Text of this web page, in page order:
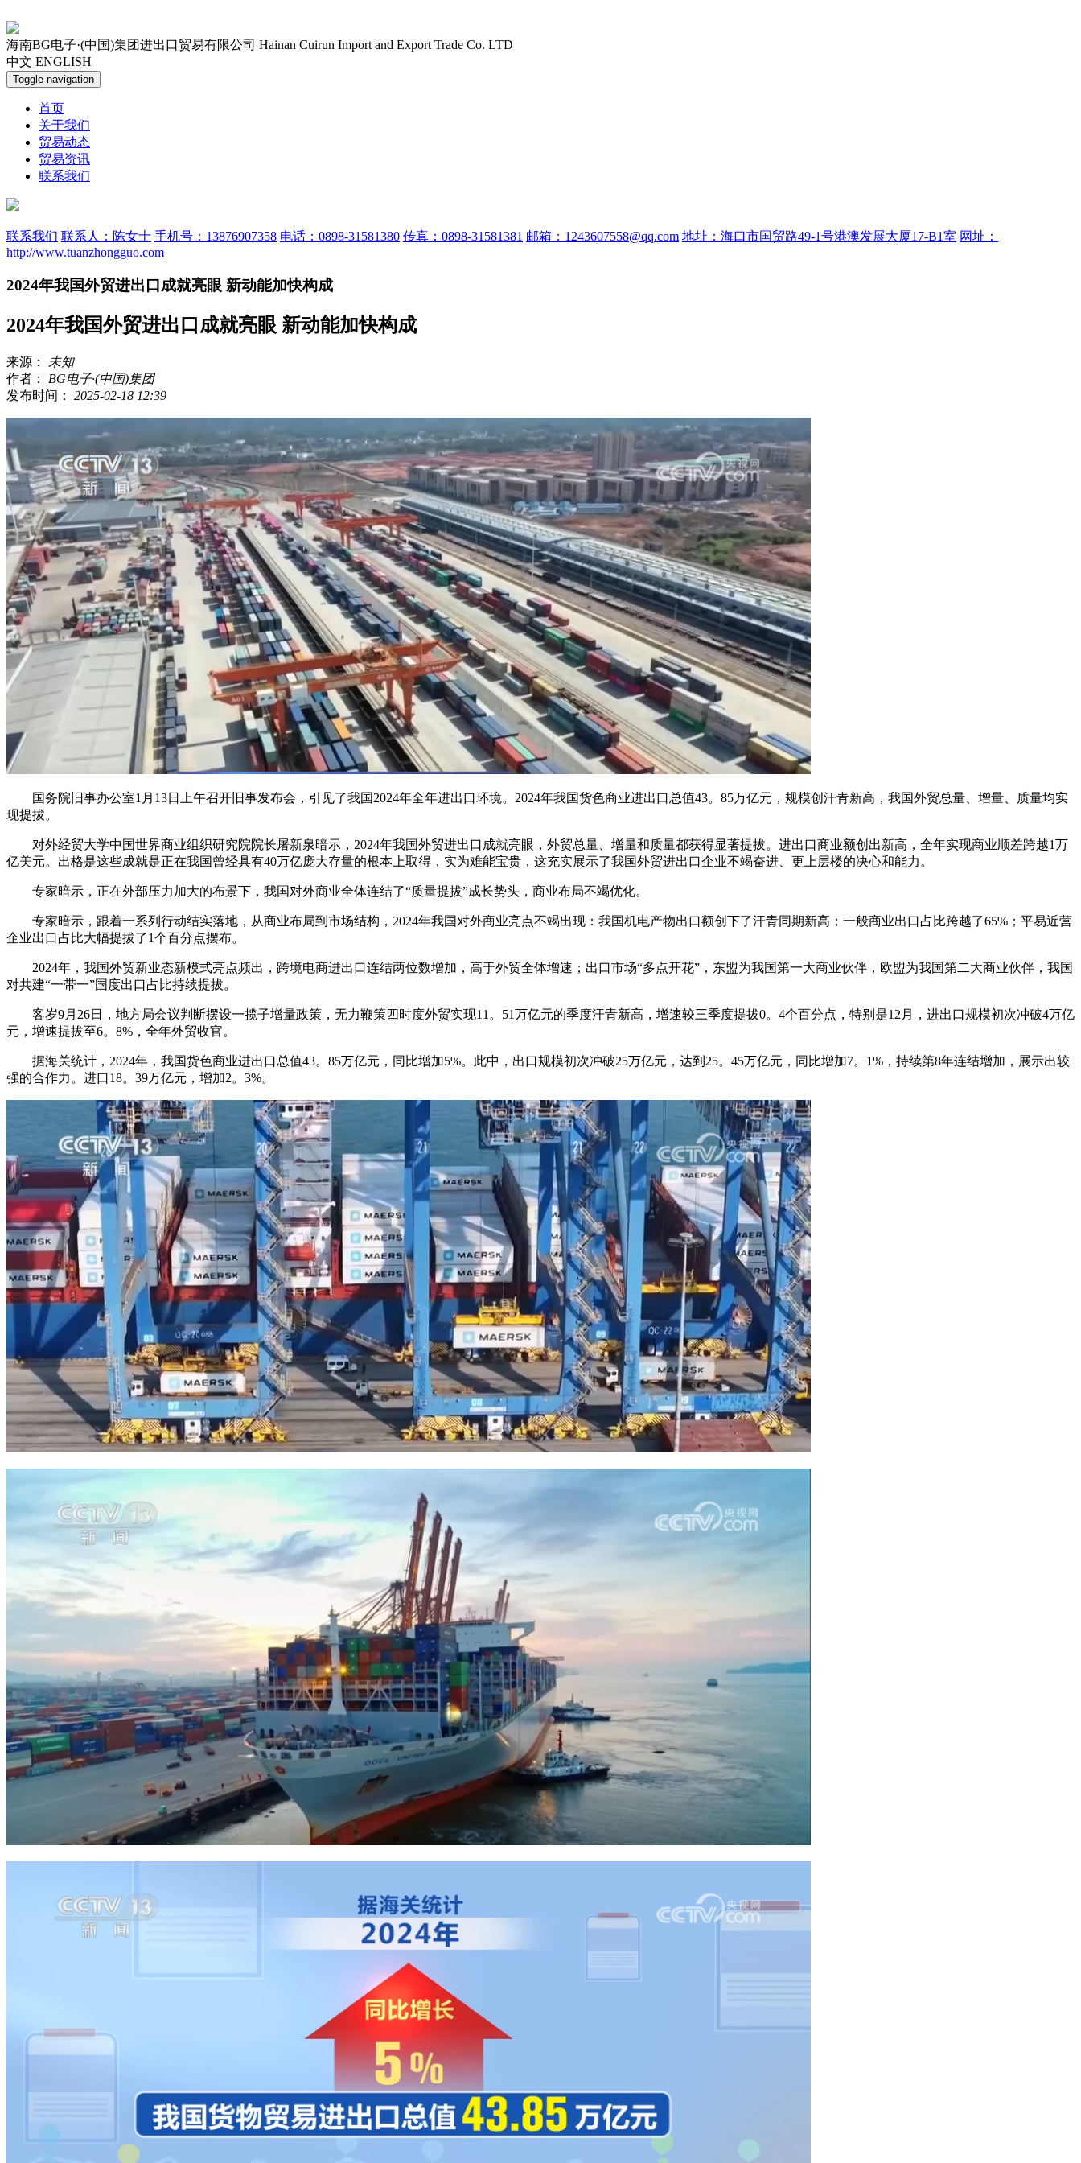
海南BG电子·(中国)集团进出口贸易有限公司 Hainan Cuirun Import and Export Trade Co. LTD
中文 ENGLISH
Toggle navigation
首页
关于我们
贸易动态
贸易资讯
联系我们
联系我们 联系人：陈女士 手机号：13876907358 电话：0898-31581380 传真：0898-31581381 邮箱：1243607558@qq.com 地址：海口市国贸路49-1号港澳发展大厦17-B1室 网址：
http://www.tuanzhongguo.com
2024年我国外贸进出口成就亮眼 新动能加快构成
2024年我国外贸进出口成就亮眼 新动能加快构成
来源：
未知
作者： BG电子·(中国)集团
发布时间： 2025-02-18 12:39
国务院旧事办公室1月13日上午召开旧事发布会，引见了我国2024年全年进出口环境。2024年我国货色商业进出口总值43。85万亿元，规模创汗青新高，我国外贸总量、增量、质量均实
现提拔。
对外经贸大学中国世界商业组织研究院院长屠新泉暗示，2024年我国外贸进出口成就亮眼，外贸总量、增量和质量都获得显著提拔。进出口商业额创出新高，全年实现商业顺差跨越1万
亿美元。出格是这些成就是正在我国曾经具有40万亿庞大存量的根本上取得，实为难能宝贵，这充实展示了我国外贸进出口企业不竭奋进、更上层楼的决心和能力。
专家暗示，正在外部压力加大的布景下，我国对外商业全体连结了“质量提拔”成长势头，商业布局不竭优化。
专家暗示，跟着一系列行动结实落地，从商业布局到市场结构，2024年我国对外商业亮点不竭出现：我国机电产物出口额创下了汗青同期新高；一般商业出口占比跨越了65%；平易近营
企业出口占比大幅提拔了1个百分点摆布。
2024年，我国外贸新业态新模式亮点频出，跨境电商进出口连结两位数增加，高于外贸全体增速；出口市场“多点开花”，东盟为我国第一大商业伙伴，欧盟为我国第二大商业伙伴，我国
对共建“一带一”国度出口占比持续提拔。
客岁9月26日，地方局会议判断摆设一揽子增量政策，无力鞭策四时度外贸实现11。51万亿元的季度汗青新高，增速较三季度提拔0。4个百分点，特别是12月，进出口规模初次冲破4万亿
元，增速提拔至6。8%，全年外贸收官。
据海关统计，2024年，我国货色商业进出口总值43。85万亿元，同比增加5%。此中，出口规模初次冲破25万亿元，达到25。45万亿元，同比增加7。1%，持续第8年连结增加，展示出较
强的合作力。进口18。39万亿元，增加2。3%。